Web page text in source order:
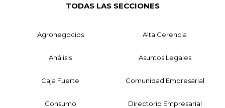
TODAS LAS SECCIONES
Agronegocios Alta Gerencia
Análisis Asuntos Legales
Caja Fuerte Comunidad Empresarial
Consumo Directorio Empresarial